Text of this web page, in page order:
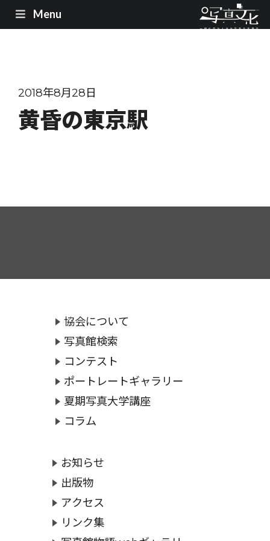
Menu
2018年8月28日
黄昏の東京駅
協会について
写真館検索
コンテスト
ポートレートギャラリー
夏期写真大学講座
コラム
お知らせ
出版物
アクセス
リンク集